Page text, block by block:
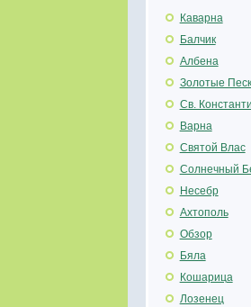
Каварна
Балчик
Албена
Золотые
Св.
Варна
Святой Влас
Солнечный
Несебр
Ахтополь
Обзор
Бяла
Кошарица
Лозенец